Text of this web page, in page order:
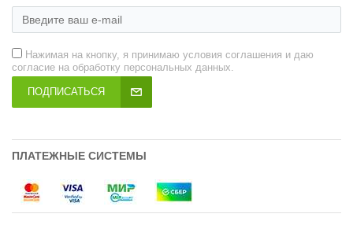
Нажимая на кнопку, я принимаю условия соглашения и даю
согласие на обработку персональных данных.
ПОДПИСАТЬСЯ
ПЛАТЕЖНЫЕ СИСТЕМЫ